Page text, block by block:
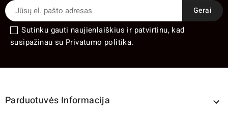
Sutinku gauti naujienlaiškius ir patvirtinu, kad
susipažinau su Privatumo politika.
Parduotuvės Informacija 